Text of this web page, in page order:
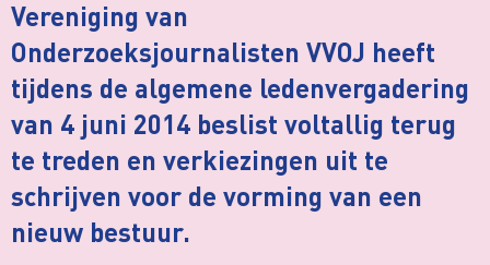
Vereniging van
Onderzoeksjournalisten VVOJ heeft
tijdens de algemene ledenvergadering
van 4 juni 2014 beslist voltallig terug
te treden en verkiezingen uit te
schrijven voor de vorming van een
nieuw bestuur.